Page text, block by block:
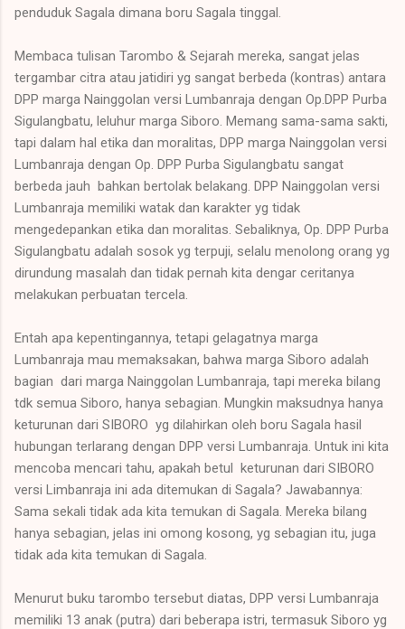
penduduk Sagala dimana boru Sagala tinggal.
Membaca tulisan Tarombo & Sejarah mereka, sangat jelas
tergambar citra atau jatidiri yg sangat berbeda (kontras) antara
DPP marga Nainggolan versi Lumbanraja dengan Op.DPP Purba
Sigulangbatu, leluhur marga Siboro. Memang sama-sama sakti,
tapi dalam hal etika dan moralitas, DPP marga Nainggolan versi
Lumbanraja dengan Op. DPP Purba Sigulangbatu sangat
berbeda jauh bahkan bertolak belakang. DPP Nainggolan versi
Lumbanraja memiliki watak dan karakter yg tidak
mengedepankan etika dan moralitas. Sebaliknya, Op. DPP Purba
Sigulangbatu adalah sosok yg terpuji, selalu menolong orang yg
dirundung masalah dan tidak pernah kita dengar ceritanya
melakukan perbuatan tercela.
Entah apa kepentingannya, tetapi gelagatnya marga
Lumbanraja mau memaksakan, bahwa marga Siboro adalah
bagian dari marga Nainggolan Lumbanraja, tapi mereka bilang
tdk semua Siboro, hanya sebagian. Mungkin maksudnya hanya
keturunan dari SIBORO yg dilahirkan oleh boru Sagala hasil
hubungan terlarang dengan DPP versi Lumbanraja. Untuk ini kita
mencoba mencari tahu, apakah betul keturunan dari SIBORO
versi Limbanraja ini ada ditemukan di Sagala? Jawabannya:
Sama sekali tidak ada kita temukan di Sagala. Mereka bilang
hanya sebagian, jelas ini omong kosong, yg sebagian itu, juga
tidak ada kita temukan di Sagala.
Menurut buku tarombo tersebut diatas, DPP versi Lumbanraja
memiliki 13 anak (putra) dari beberapa istri, termasuk Siboro yg